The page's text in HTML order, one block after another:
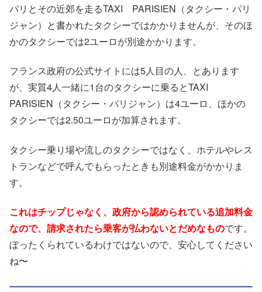
パリとその近郊を走るTAXI PARISIEN（タクシー・パリ
ジャン）と書かれたタクシーではかかりませんが、そのほ
かのタクシーでは2ユーロが別途かかります。
フランス政府の公式サイトには5人目の人、とあります
が、実質4人一緒に1台のタクシーに乗るとTAXI
PARISIEN（タクシー・パリジャン）は4ユーロ、ほかの
タクシーでは2.50ユーロが加算されます。
タクシー乗り場や流しのタクシーではなく、ホテルやレス
トランなどで呼んでもらったときも別途料金がかかりま
す。
これはチップじゃなく、政府から認められている追加料金
なので、請求されたら乗客が払わないとだめなものです。
ぼったくられているわけではないので、安心してください
ね〜